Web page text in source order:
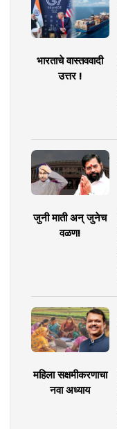
भारताचे वास्तववादी
उत्तर !
जुनी माती अन् जुनेच
वळण!
महिला सक्षमीकरणाचा
नवा अध्याय